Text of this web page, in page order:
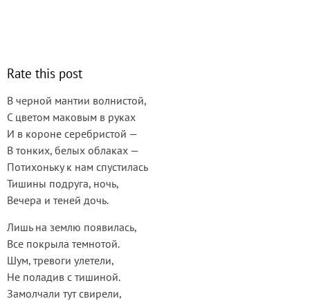
Rate this post
В черной мантии волнистой,
С цветом маковым в руках
И в короне серебристой —
В тонких, белых облаках —
Потихоньку к нам спустилась
Тишины подруга, ночь,
Вечера и теней дочь.
Лишь на землю появилась,
Все покрыла темнотой.
Шум, тревоги улетели,
Не поладив с тишиной.
Замолчали тут свирели,